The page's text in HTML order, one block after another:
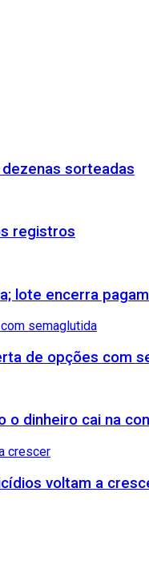
sorteadas
registros
lote encerra
de opções com
o dinheiro cai na
voltam a